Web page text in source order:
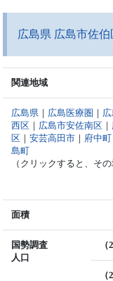
広島県 広島市佐伯
関連地域
広島県 ｜ 広島医療圏 ｜
西区 ｜ 広島市安佐南区 ｜
区 ｜安芸高田市 ｜ 府中町
島町
（クリックすると、そ
面積
国勢調査
人口